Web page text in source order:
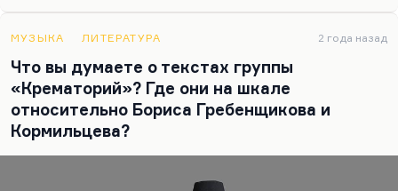
плотно взаимодействует. И мне кажется, что
пытаться сделать из него гордого одиночку,
отрицающего всех современников — это
примерно то же, что сделать имперского поэта из
Бродского. То есть, грубо говоря, это поведение
неумных фанатов, которые сейчас, разумеется, и
эту реплику широко растиражируют, и долго
будут её обсуждать и обсасывать,…
МУЗЫКА ЛИТЕРАТУРА 2 года назад
Что вы думаете о текстах группы
«Крематорий»? Где они на шкале
относительно Бориса Гребенщикова и
Кормильцева?